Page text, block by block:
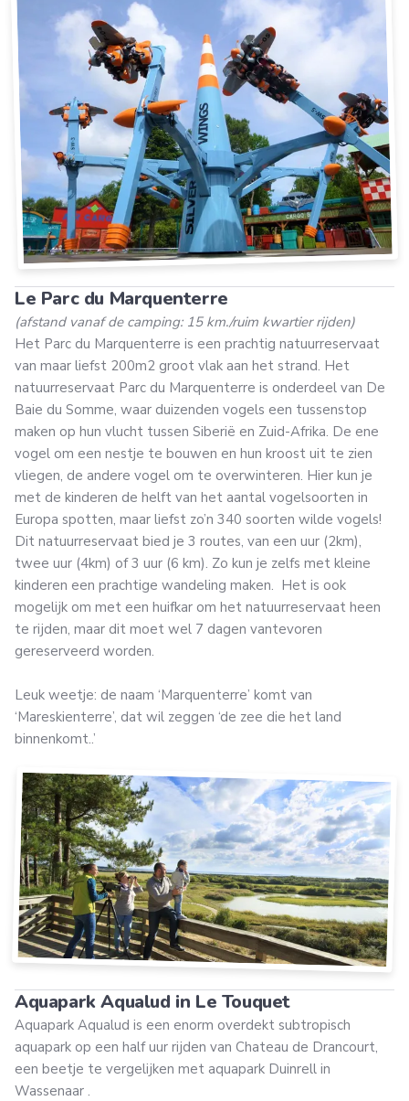
Le Parc du Marquenterre
(afstand vanaf de camping: 15 km./ruim kwartier rijden)
Het Parc du Marquenterre is een prachtig natuurreservaat
van maar liefst 200m2 groot vlak aan het strand. Het
natuurreservaat Parc du Marquenterre is onderdeel van De
Baie du Somme, waar duizenden vogels een tussenstop
maken op hun vlucht tussen Siberië en Zuid-Afrika. De ene
vogel om een nestje te bouwen en hun kroost uit te zien
vliegen, de andere vogel om te overwinteren. Hier kun je
met de kinderen de helft van het aantal vogelsoorten in
Europa spotten, maar liefst zo’n 340 soorten wilde vogels!
Dit natuurreservaat bied je 3 routes, van een uur (2km),
twee uur (4km) of 3 uur (6 km). Zo kun je zelfs met kleine
kinderen een prachtige wandeling maken. Het is ook
mogelijk om met een huifkar om het natuurreservaat heen
te rijden, maar dit moet wel 7 dagen vantevoren
gereserveerd worden.
Leuk weetje: de naam ‘Marquenterre’ komt van
‘Mareskienterre’, dat wil zeggen ‘de zee die het land
binnenkomt..’
Aquapark Aqualud in Le Touquet
Aquapark Aqualud is een enorm overdekt subtropisch
aquapark op een half uur rijden van Chateau de Drancourt,
een beetje te vergelijken met aquapark Duinrell in
Wassenaar .